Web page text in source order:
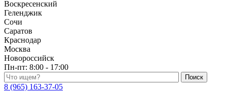
Воскресенский
Геленджик
Сочи
Саратов
Краснодар
Москва
Новороссийск
Пн-пт: 8:00 - 17:00
Поиск по каталогу
8 (965) 163-37-05